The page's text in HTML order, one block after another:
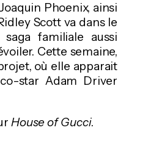
Phoenix, ainsi
Scott va dans le
familiale aussi
Cette semaine,
où elle apparait
star Adam Driver
House of Gucci.